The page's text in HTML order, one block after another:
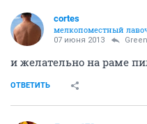
cortes
мелкопоместный
07 июня 2013
и желательно на раме
ОТВЕТИТЬ